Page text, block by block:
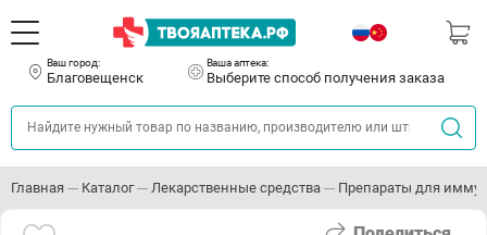
Ваш город:
Благовещенск
Ваша аптека:
Выберите способ получения заказа
Главная Каталог Лекарственные средства Препараты для